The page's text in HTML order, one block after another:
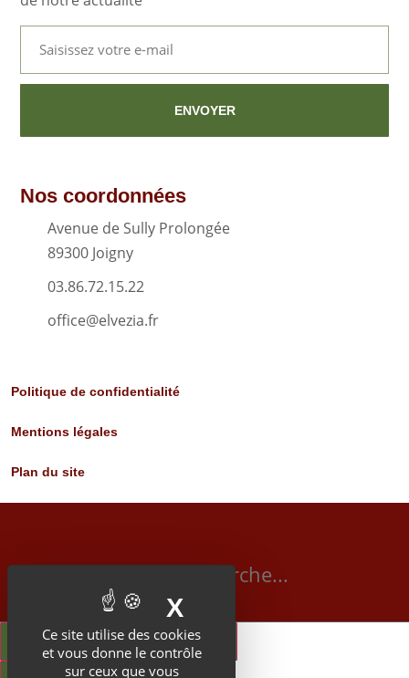
Ce site utilise des cookies
et vous donne le contrôle
sur ceux que vous
X
Politique de confidentialité
Mentions légales
Plan du site
Nos coordonnées
Avenue de Sully Prolongée
89300 Joigny
03.86.72.15.22
office@elvezia.fr
ENVOYER